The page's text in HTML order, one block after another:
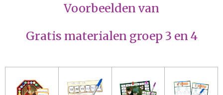
Voorbeelden van
Gratis materialen groep 3 en 4